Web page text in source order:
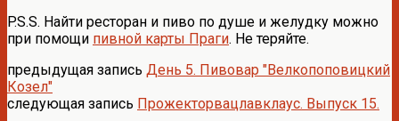
P.S.S. Найти ресторан и пиво по душе и желудку можно
при помощи пивной карты Праги. Не теряйте.
предыдущая запись День 5. Пивовар "Велкопоповицкий
Козел"
следующая запись Прожекторвацлавклаус. Выпуск 15.